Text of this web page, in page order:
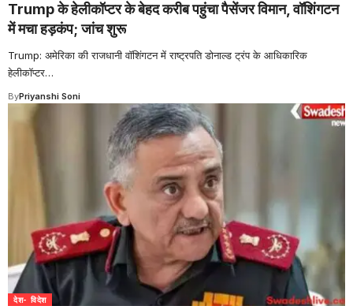
Trump के हेलीकॉप्टर के बेहद करीब पहुंचा पैसेंजर विमान, वॉशिंगटन
में मचा हड़कंप; जांच शुरू
Trump: अमेरिका की राजधानी वॉशिंगटन में राष्ट्रपति डोनाल्ड ट्रंप के आधिकारिक
हेलीकॉप्टर…
ByPriyanshi Soni
देश- विदेश